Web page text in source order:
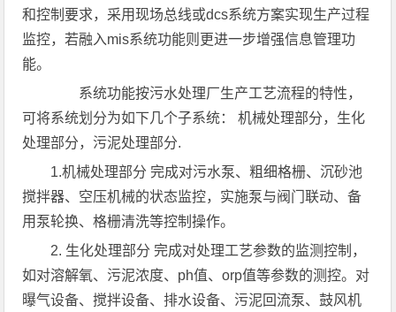
和控制要求，采用现场总线或dcs系统方案实现生产过程
监控，若融入mis系统功能则更进一步增强信息管理功
能。
系统功能按污水处理厂生产工艺流程的特性，
可将系统划分为如下几个子系统： 机械处理部分，生化
处理部分，污泥处理部分.
1.机械处理部分 完成对污水泵、粗细格栅、沉砂池
搅拌器、空压机械的状态监控，实施泵与阀门联动、备
用泵轮换、格栅清洗等控制操作。
2. 生化处理部分 完成对处理工艺参数的监测控制，
如对溶解氧、污泥浓度、ph值、orp值等参数的测控。对
曝气设备、搅拌设备、排水设备、污泥回流泵、鼓风机